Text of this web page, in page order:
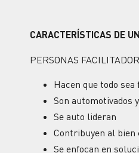
CARACTERÍSTICAS DE
PERSONAS
Hacen que todo sea
Son automotivados
Se auto lideran
Contribuyen al bien
Se enfocan en